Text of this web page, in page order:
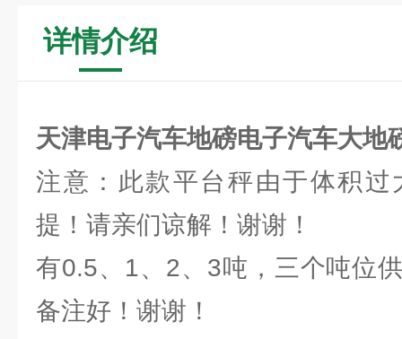
详情介绍
天津电子汽车地磅电子汽车大地
注意：此款平台秤由于体积过
提！请亲们谅解！谢谢！
有0.5、1、2、3吨，三个吨位
备注好！谢谢！